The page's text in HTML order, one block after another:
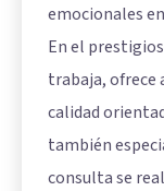
emocionales
En el
trabaja, ofrece
calidad
también
consulta se